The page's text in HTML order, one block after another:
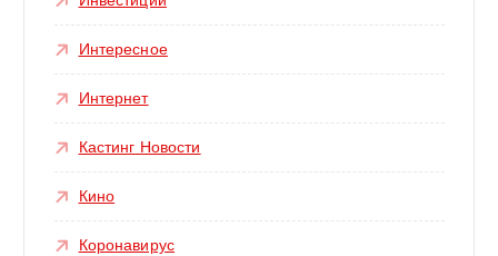
Интересное
Интернет
Кастинг Новости
Кино
Коронавирус